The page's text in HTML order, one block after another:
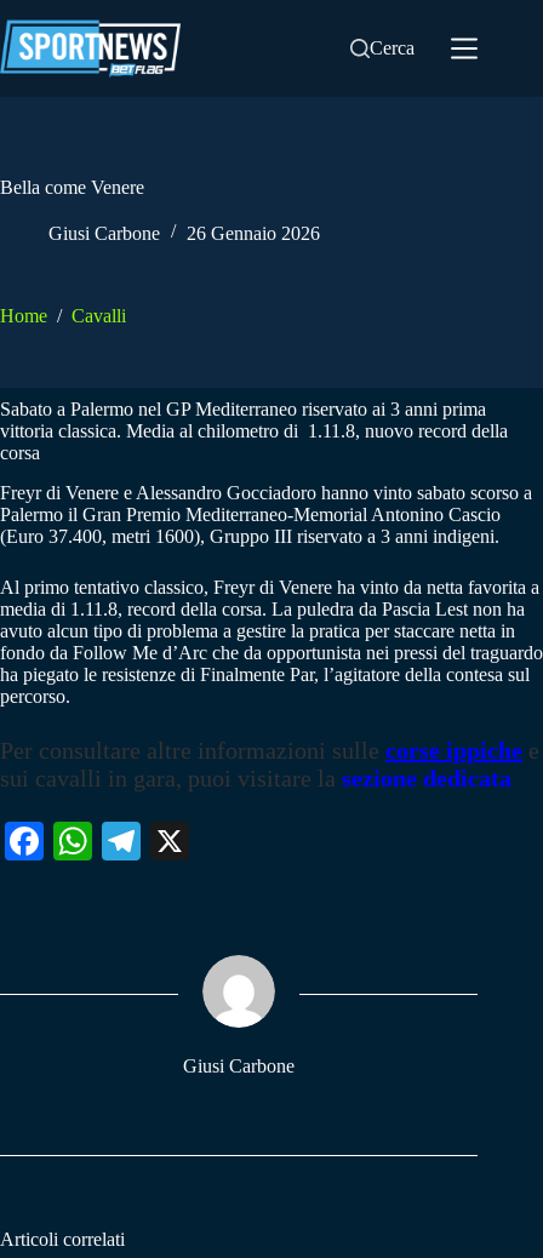
al
contenuto
Cerca
Bella come Venere
Giusi Carbone 26 Gennaio 2026
Home / Cavalli
Sabato a Palermo nel GP Mediterraneo riservato ai 3 anni prima
vittoria classica. Media al chilometro di 1.11.8, nuovo record della
corsa
Freyr di Venere e Alessandro Gocciadoro hanno vinto sabato scorso a
Palermo il Gran Premio Mediterraneo-Memorial Antonino Cascio
(Euro 37.400, metri 1600), Gruppo III riservato a 3 anni indigeni.
Al primo tentativo classico, Freyr di Venere ha vinto da netta favorita a
media di 1.11.8, record della corsa. La puledra da Pascia Lest non ha
avuto alcun tipo di problema a gestire la pratica per staccare netta in
fondo da Follow Me d’Arc che da opportunista nei pressi del traguardo
ha piegato le resistenze di Finalmente Par, l’agitatore della contesa sul
percorso.
Per consultare altre informazioni sulle corse ippiche e
sui cavalli in gara, puoi visitare la sezione dedicata
Fa W
pp
Te
m
Giusi Carbone
Articoli correlati